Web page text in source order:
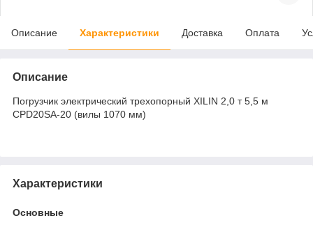
Описание Характеристики Доставка Оплата
Описание
Погрузчик электрический трехопорный XILIN 2,0 т 5,5 м
CPD20SA-20 (вилы 1070 мм)
Характеристики
Основные